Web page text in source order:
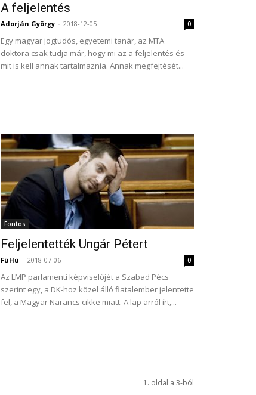
A feljelentés
Adorján György - 2018-12-05 0
Egy magyar jogtudós, egyetemi tanár, az MTA
doktora csak tudja már, hogy mi az a feljelentés és
mit is kell annak tartalmaznia. Annak megfejtését...
Fontos
Feljelentették Ungár Pétert
FüHü - 2018-07-06 0
Az LMP parlamenti képviselőjét a Szabad Pécs
szerint egy, a DK-hoz közel álló fiatalember jelentette
fel, a Magyar Narancs cikke miatt. A lap arról írt,...
1. oldal a 3-ból